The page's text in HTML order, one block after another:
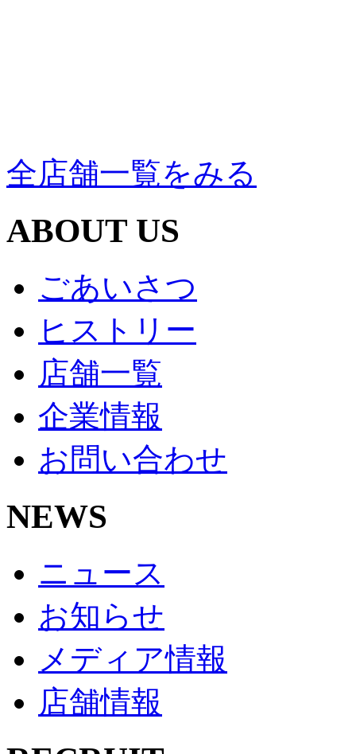
全店舗一覧をみる
ABOUT US
ごあいさつ
ヒストリー
店舗一覧
企業情報
お問い合わせ
NEWS
ニュース
お知らせ
メディア情報
店舗情報